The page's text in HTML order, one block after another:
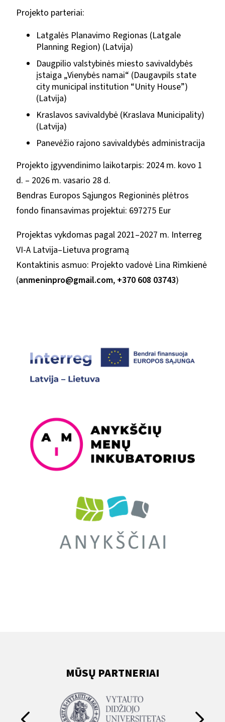
Projekto parteriai:
Latgalės Planavimo Regionas (Latgale
Planning Region) (Latvija)
Daugpilio valstybinės miesto savivaldybės
įstaiga „Vienybės namai“ (Daugavpils state
city municipal institution “Unity House”)
(Latvija)
Kraslavos savivaldybė (Kraslava Municipality)
(Latvija)
Panevėžio rajono savivaldybės administracija
Projekto įgyvendinimo laikotarpis: 2024 m. kovo 1
d. – 2026 m. vasario 28 d.
Bendras Europos Sąjungos Regioninės plėtros
fondo finansavimas projektui: 697275 Eur
Projektas vykdomas pagal 2021–2027 m. Interreg
VI-A Latvija–Lietuva programą
Kontaktinis asmuo: Projekto vadovė Lina Rimkienė
(anmeninpro@gmail.com, +370 608 03743)
MŪSŲ PARTNERIAI